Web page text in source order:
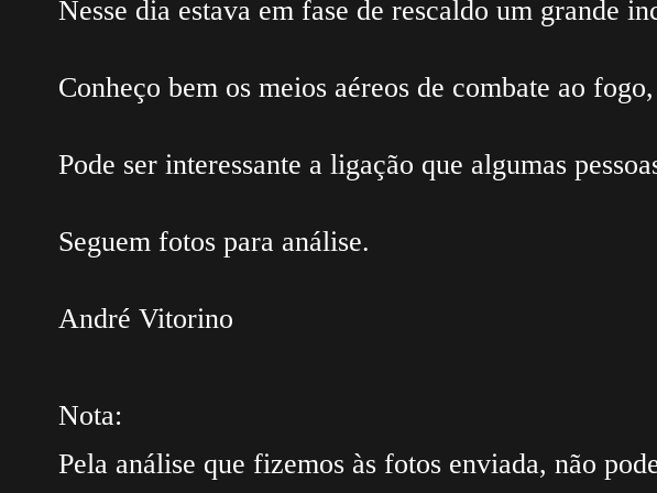
Nesse dia estava em fase de rescaldo um grande
Conheço bem os meios aéreos de combate ao
Pode ser interessante a ligação que algumas
Seguem fotos para análise.
André Vitorino
Nota:
Pela análise que fizemos às fotos enviada, não